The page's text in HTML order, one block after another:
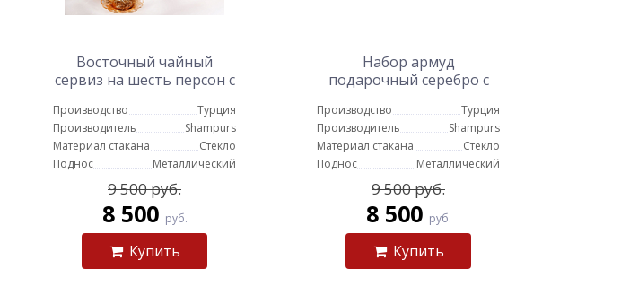
Восточный чайный
сервиз на шесть персон с
Производство
Турция
Производитель
Shampurs
Материал стакана
Стекло
Поднос
Металлический
9 500 руб.
8 500 руб.
Купить
Набор армуд
подарочный серебро с
Производство
Турция
Производитель
Shampurs
Материал стакана
Стекло
Поднос
Металлический
9 500 руб.
8 500 руб.
Купить